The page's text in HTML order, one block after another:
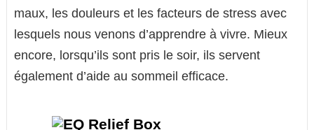
maux, les douleurs et les facteurs de stress avec
lesquels nous venons d’apprendre à vivre. Mieux
encore, lorsqu’ils sont pris le soir, ils servent
également d’aide au sommeil efficace.